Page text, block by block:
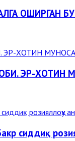
ОШИРГАН
ЭР-ХОТИН
сиддиқ